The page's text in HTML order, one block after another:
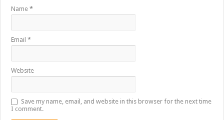
Name*
Email*
Website
Save my name, email, and website in this browser for the next time
I comment.